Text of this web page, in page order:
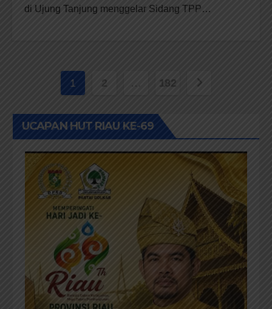
di Ujung Tanjung menggelar Sidang TPP…
Paginasi
pos
1 2 … 182
UCAPAN HUT RIAU KE-69